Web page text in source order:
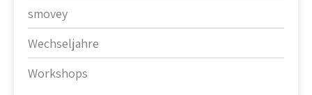
smovey
Wechseljahre
Workshops